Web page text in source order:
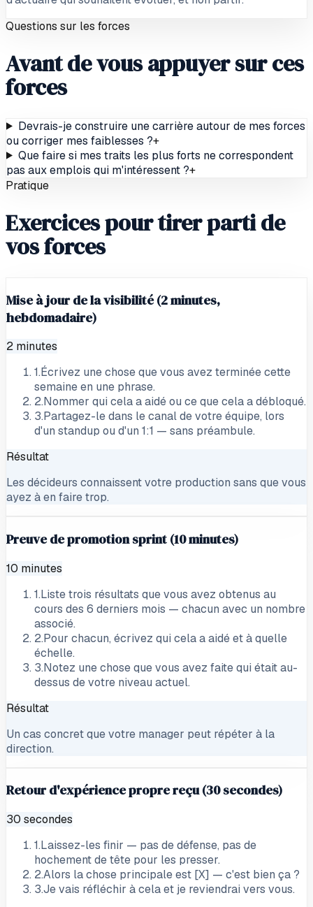
Questions sur les forces
Avant de vous appuyer sur ces
forces
Devrais-je construire une carrière autour de mes forces
ou corriger mes faiblesses ?+
Que faire si mes traits les plus forts ne correspondent
pas aux emplois qui m'intéressent ?+
Pratique
Exercices pour tirer parti de
vos forces
Mise à jour de la visibilité (2 minutes,
hebdomadaire)
2 minutes
1.Écrivez une chose que vous avez terminée cette
semaine en une phrase.
2.Nommer qui cela a aidé ou ce que cela a débloqué.
3.Partagez-le dans le canal de votre équipe, lors
d'un standup ou d'un 1:1 — sans préambule.
Résultat
Les décideurs connaissent votre production sans que vous
ayez à en faire trop.
Preuve de promotion sprint (10 minutes)
10 minutes
1.Liste trois résultats que vous avez obtenus au
cours des 6 derniers mois — chacun avec un nombre
associé.
2.Pour chacun, écrivez qui cela a aidé et à quelle
échelle.
3.Notez une chose que vous avez faite qui était au-
dessus de votre niveau actuel.
Résultat
Un cas concret que votre manager peut répéter à la
direction.
Retour d'expérience propre reçu (30 secondes)
30 secondes
1.Laissez-les finir — pas de défense, pas de
hochement de tête pour les presser.
2.Alors la chose principale est [X] — c'est bien ça ?
3.Je vais réfléchir à cela et je reviendrai vers vous.